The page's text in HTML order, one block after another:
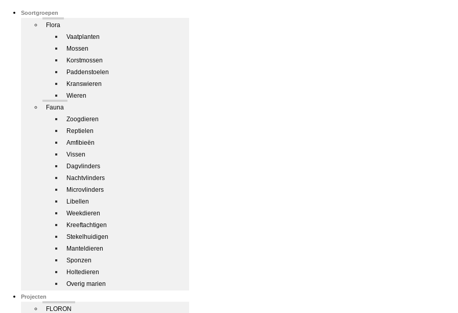
Soortgroepen
Flora
Vaatplanten
Mossen
Korstmossen
Paddenstoelen
Kranswieren
Wieren
Fauna
Zoogdieren
Reptielen
Amfibieën
Vissen
Dagvlinders
Nachtvlinders
Microvlinders
Libellen
Weekdieren
Kreeftachtigen
Stekelhuidigen
Manteldieren
Sponzen
Holtedieren
Overig marien
Projecten
FLORON